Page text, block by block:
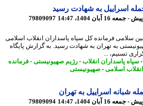
به شهادت رسید
79809097
فرمانده کل سپاه پاسداران انقلاب اسلامی
به تهران به شهادت رسید. به گزارش پایگاه
تسنیم، ...
پاسداران انقلاب-رژیم صهیونیستی-فرمانده
اسلامی-صهیونیستی
اسراییل به تهران
79809094